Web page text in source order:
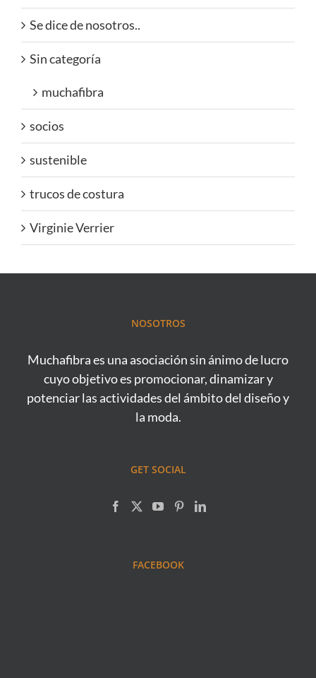
Se dice de nosotros..
Sin categoría
muchafibra
socios
sustenible
trucos de costura
Virginie Verrier
NOSOTROS
Muchafibra es una asociación sin ánimo de lucro
cuyo objetivo es promocionar, dinamizar y
potenciar las actividades del ámbito del diseño y
la moda.
GET SOCIAL
FACEBOOK